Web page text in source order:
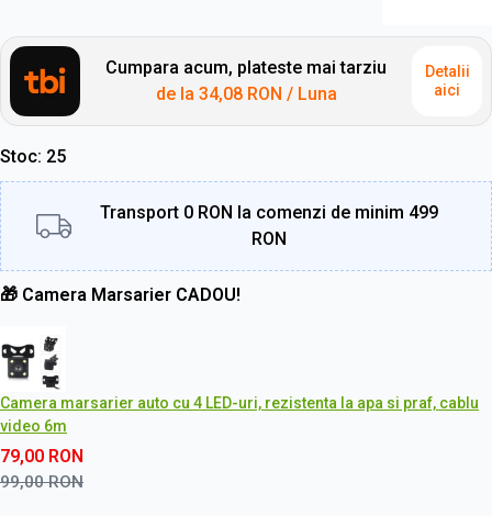
Cumpara acum, plateste mai tarziu
de la 34,08 RON / Luna
Detalii
aici
Stoc 25
Transport 0 RON la comenzi de minim 499
RON
🎁 Camera Marsarier CADOU!
Camera marsarier auto cu 4 LED-uri, rezistenta la apa si praf, cablu
video 6m
79,00 RON
99,00RON